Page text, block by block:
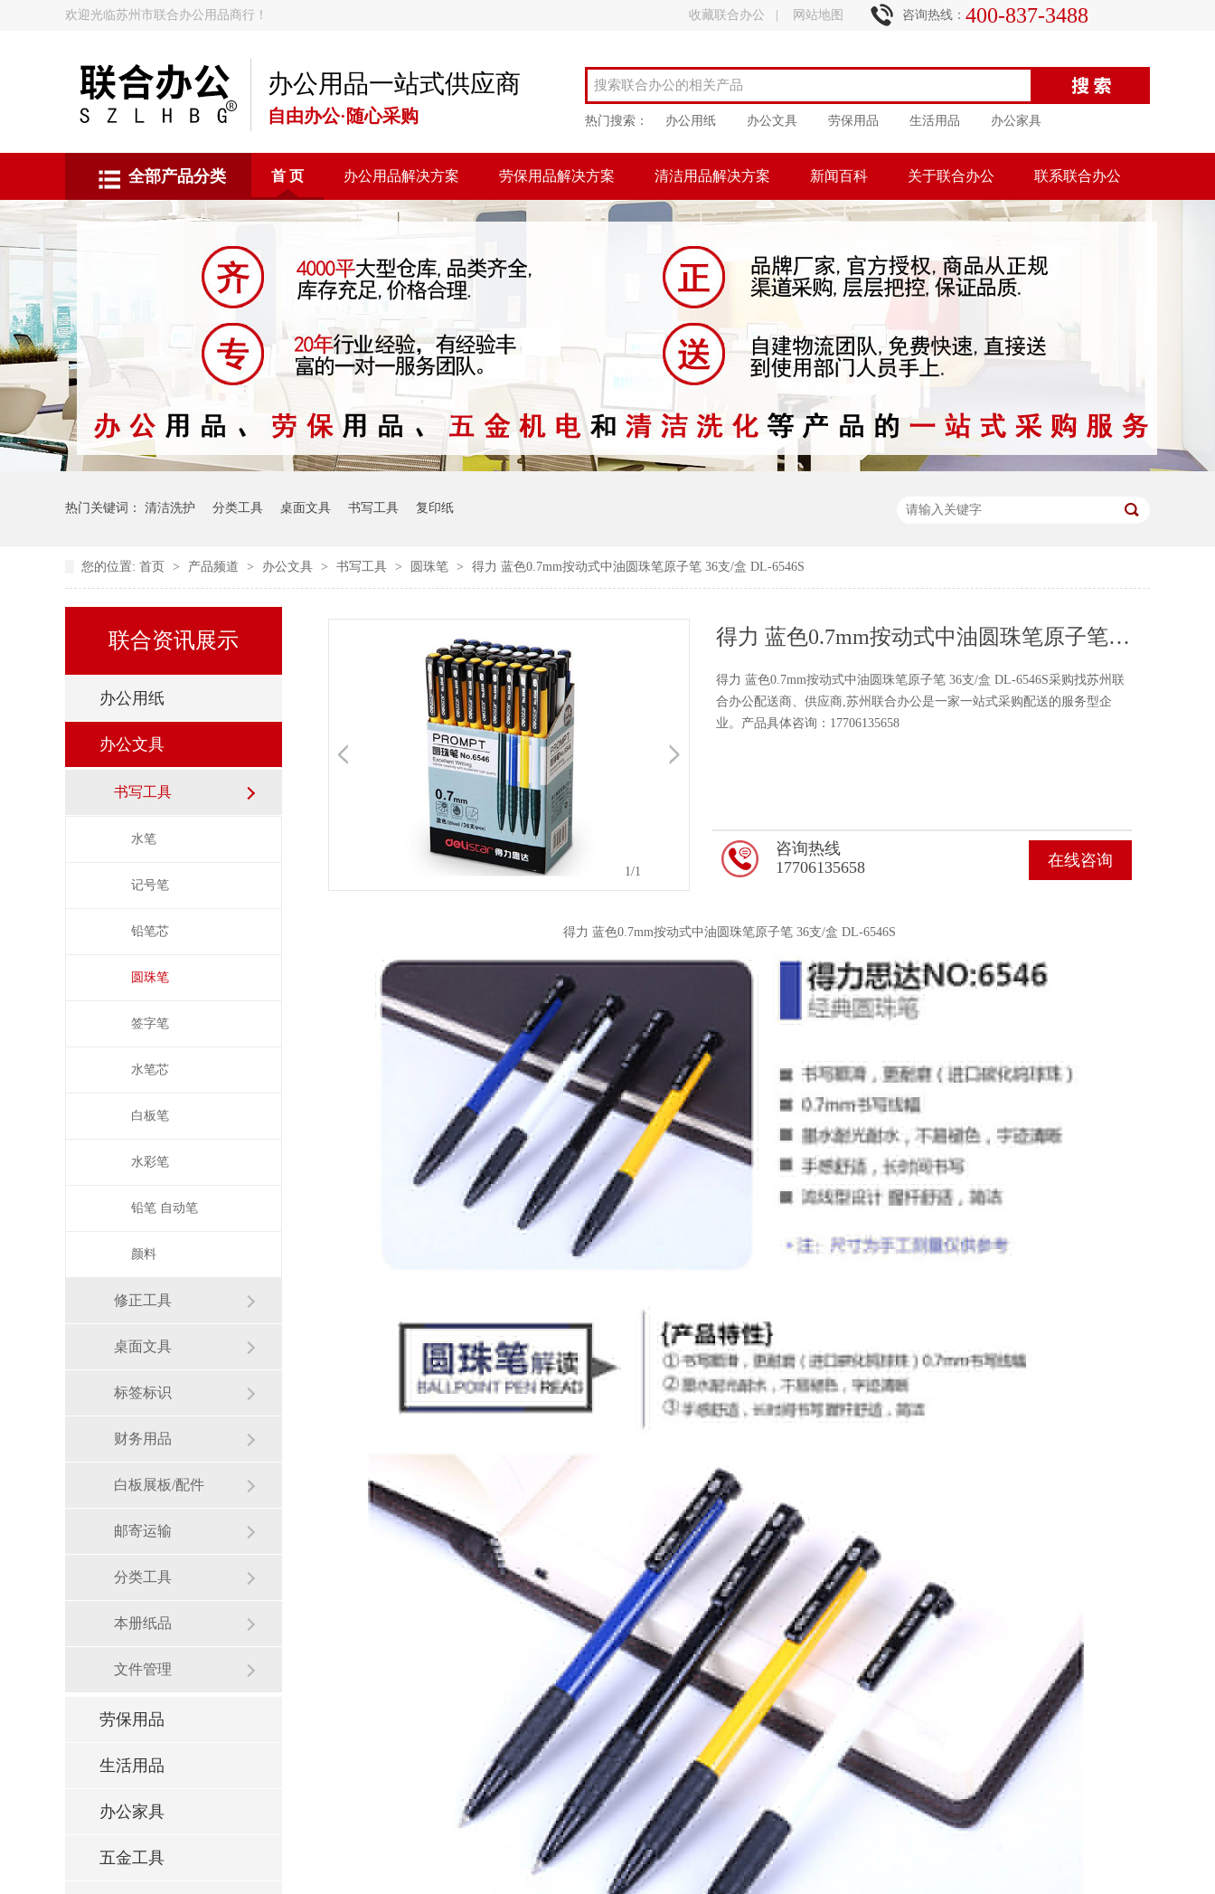
欢迎光临苏州市联合办公用品商行！ 收藏联合办公 网站地图 咨询热线： 400-837-3488
办公用品一站式供应商
自由办公·随心采购 热门搜索： 办公用纸 办公文具 劳保用品 生活用品 办公家具
全部产品分类 首 页 办公用品解决方案 劳保用品解决方案 清洁用品解决方案 新闻百科 关于联合办公 联系联合办公
热门关键词： 清洁洗护 分类工具 桌面文具 书写工具 复印纸
您的位置: 首页 > 产品频道 > 办公文具 > 书写工具 > 圆珠笔 > 得力 蓝色0.7mm按动式中油圆珠笔原子笔 36支/盒 DL-6546S
联合资讯展示
办公用纸
办公文具
书写工具
水笔
记号笔
铅笔芯
圆珠笔
签字笔
水笔芯
白板笔
水彩笔
铅笔 自动笔
颜料
修正工具
桌面文具
标签标识
财务用品
白板展板/配件
邮寄运输
分类工具
本册纸品
文件管理
劳保用品
生活用品
办公家具
五金工具
1/1
得力 蓝色0.7mm按动式中油圆珠笔原子笔 36支/盒 DL-6546S
得力 蓝色0.7mm按动式中油圆珠笔原子笔 36支/盒 DL-6546S采购找苏州联
合办公配送商、供应商,苏州联合办公是一家一站式采购配送的服务型企
业。产品具体咨询：17706135658
在线咨询
咨询热线
17706135658
得力 蓝色0.7mm按动式中油圆珠笔原子笔 36支/盒 DL-6546S